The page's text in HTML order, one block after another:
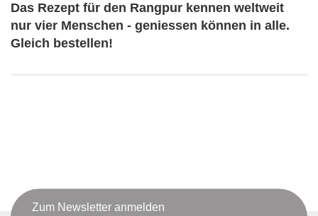
Das Rezept für den Rangpur kennen weltweit
nur vier Menschen - geniessen können in alle.
Gleich bestellen!
Zum Newsletter anmelden